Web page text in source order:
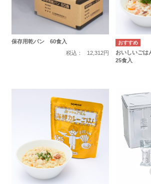
保存用乾パン 60食入
税込：
12,312円
おいしいご
25食入